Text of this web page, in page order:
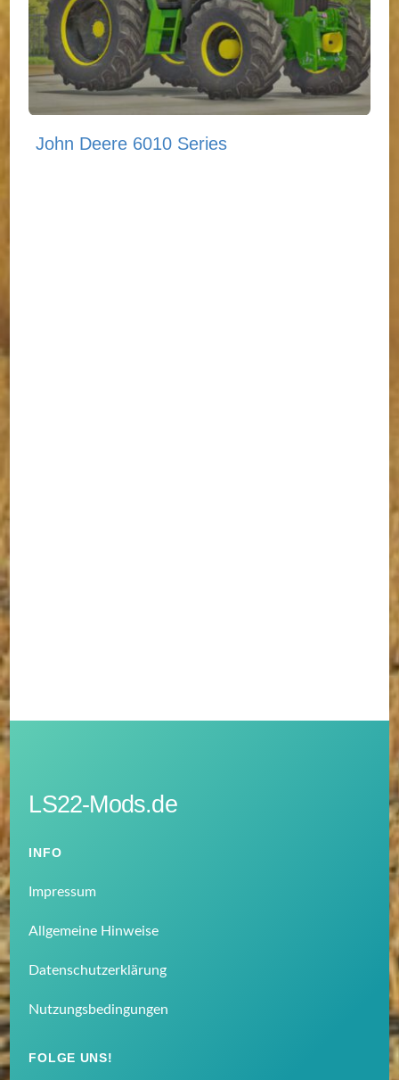
John Deere 6010 Series
LS22-Mods.de
INFO
Impressum
Allgemeine Hinweise
Datenschutzerklärung
Nutzungsbedingungen
FOLGE UNS!